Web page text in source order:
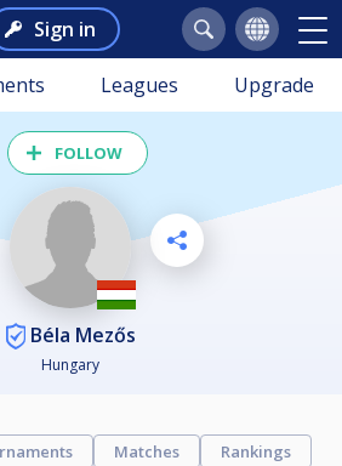
Sign in
Leagues Upgrade
FOLLOW
Béla Mezős
Hungary
Matches
Rankings